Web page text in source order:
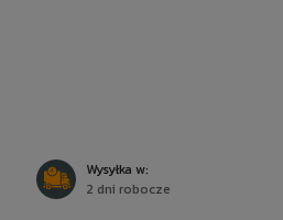
Wysyłka w:
2 dni robocze